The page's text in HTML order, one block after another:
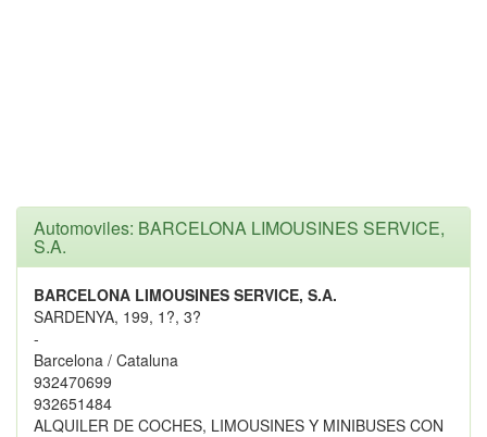
Automoviles: BARCELONA LIMOUSINES SERVICE,
S.A.
BARCELONA LIMOUSINES SERVICE, S.A.
SARDENYA, 199, 1?, 3?
-
Barcelona / Cataluna
932470699
932651484
ALQUILER DE COCHES, LIMOUSINES Y MINIBUSES CON